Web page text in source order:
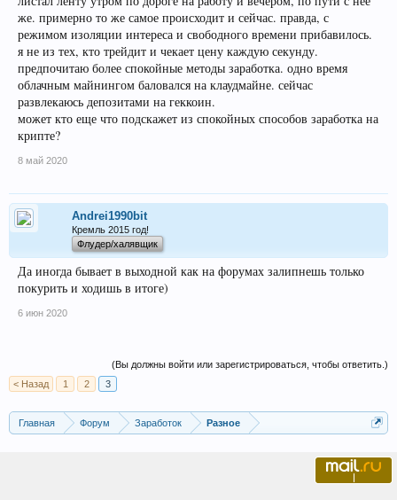
же. примерно то же самое происходит и сейчас. правда, с
режимом изоляции интереса и свободного времени прибавилось.
я не из тех, кто трейдит и чекает цену каждую секунду.
предпочитаю более спокойные методы заработка. одно время
облачным майнингом баловался на клаудмайне. сейчас
развлекаюсь депозитами на геккоин.
может кто еще что подскажет из спокойных способов заработка на
крипте?
8 май 2020
Andrei1990bit
Кремль 2015 год!
Флудер/халявщик
Да иногда бывает в выходной как на форумах залипнешь только
покурить и ходишь в итоге)
6 июн 2020
(Вы должны войти или зарегистрироваться, чтобы ответить.)
< Назад
1 2 3
Главная Форум Заработок Разное